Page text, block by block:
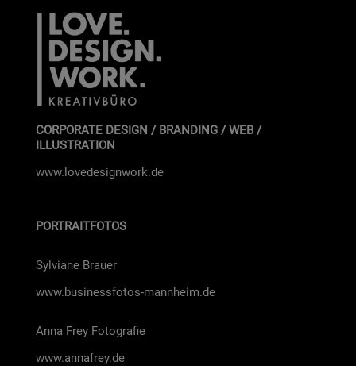
CORPORATE DESIGN / BRANDING / WEB /
ILLUSTRATION
www.lovedesignwork.de
PORTRAITFOTOS
Syl­via­ne Brau­er
www.businessfotos-mannheim.de
Anna Frey Foto­gra­fie
www.annafrey.de